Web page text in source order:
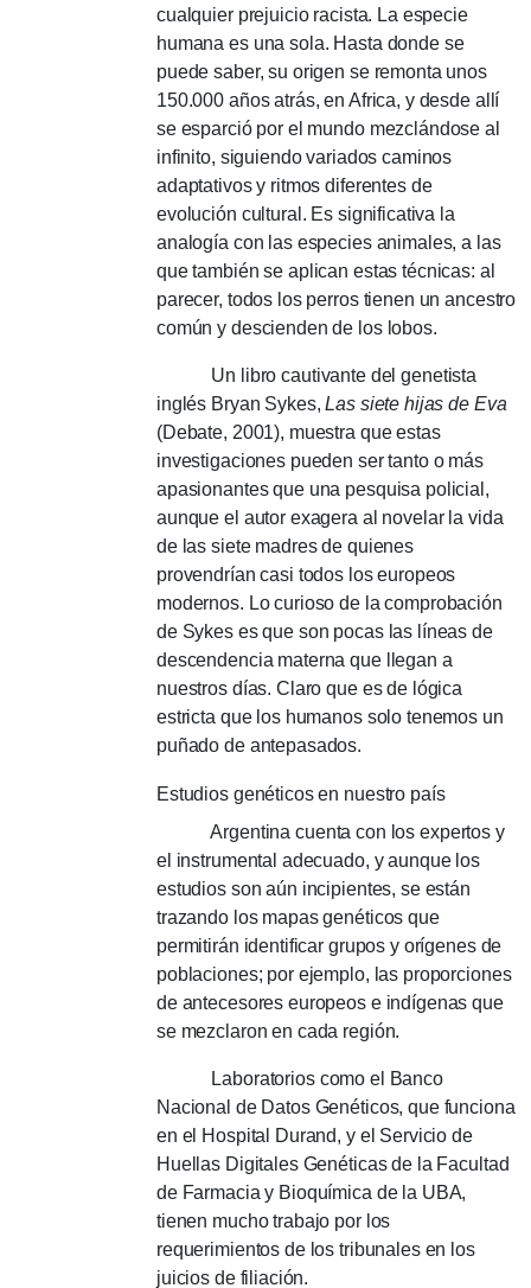
cualquier prejuicio racista. La especie
humana es una sola. Hasta donde se
puede saber, su origen se remonta unos
150.000 años atrás, en Africa, y desde allí
se esparció por el mundo mezclándose al
infinito, siguiendo variados caminos
adaptativos y ritmos diferentes de
evolución cultural. Es significativa la
analogía con las especies animales, a las
que también se aplican estas técnicas: al
parecer, todos los perros tienen un ancestro
común y descienden de los lobos.
Un libro cautivante del genetista
inglés Bryan Sykes,Las siete hijas de Eva
(Debate, 2001), muestra que estas
investigaciones pueden ser tanto o más
apasionantes que una pesquisa policial,
aunque el autor exagera al novelar la vida
de las siete madres de quienes
provendrían casi todos los europeos
modernos. Lo curioso de la comprobación
de Sykes es que son pocas las líneas de
descendencia materna que llegan a
nuestros días.Claro que es de lógica
estricta que los humanos solo tenemos un
puñado de antepasados.
Estudios genéticos en nuestro país
Argentina cuenta con los expertos y
el instrumental adecuado, y aunque los
estudios son aún incipientes, se están
trazando los mapas genéticos que
permitirán identificar grupos y orígenes de
poblaciones; por ejemplo, las proporciones
de antecesores europeos e indígenas que
se mezclaron en cada región.
Laboratorios como el Banco
Nacional de Datos Genéticos, que funciona
en el Hospital Durand, y el Servicio de
Huellas Digitales Genéticas de la Facultad
de Farmacia y Bioquímica de la UBA,
tienen mucho trabajo por los
requerimientos de los tribunales en los
juicios de filiación.